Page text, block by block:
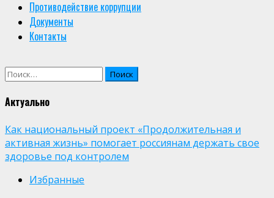
Противодействие коррупции
Документы
Контакты
Найти:
Актуально
Как национальный проект «Продолжительная и
активная жизнь» помогает россиянам держать свое
здоровье под контролем
Избранные